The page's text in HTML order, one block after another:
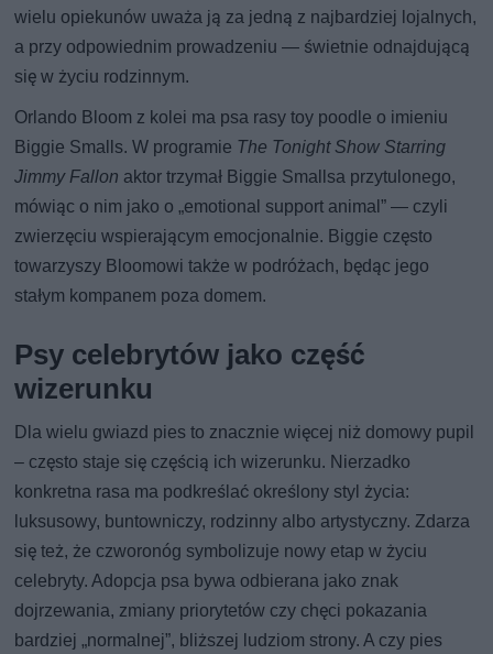
wielu opiekunów uważa ją za jedną z najbardziej lojalnych,
a przy odpowiednim prowadzeniu — świetnie odnajdującą
się w życiu rodzinnym.
Orlando Bloom z kolei ma psa rasy toy poodle o imieniu
Biggie Smalls. W programie The Tonight Show Starring
Jimmy Fallon aktor trzymał Biggie Smallsa przytulonego,
mówiąc o nim jako o „emotional support animal” — czyli
zwierzęciu wspierającym emocjonalnie. Biggie często
towarzyszy Bloomowi także w podróżach, będąc jego
stałym kompanem poza domem.
Psy celebrytów jako część
wizerunku
Dla wielu gwiazd pies to znacznie więcej niż domowy pupil
– często staje się częścią ich wizerunku. Nierzadko
konkretna rasa ma podkreślać określony styl życia:
luksusowy, buntowniczy, rodzinny albo artystyczny. Zdarza
się też, że czworonóg symbolizuje nowy etap w życiu
celebryty. Adopcja psa bywa odbierana jako znak
dojrzewania, zmiany priorytetów czy chęci pokazania
bardziej „normalnej”, bliższej ludziom strony. A czy pies